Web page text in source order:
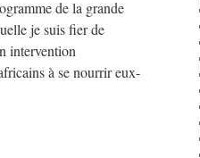
de la grande
je suis fier de
intervention
à se nourrir eux-